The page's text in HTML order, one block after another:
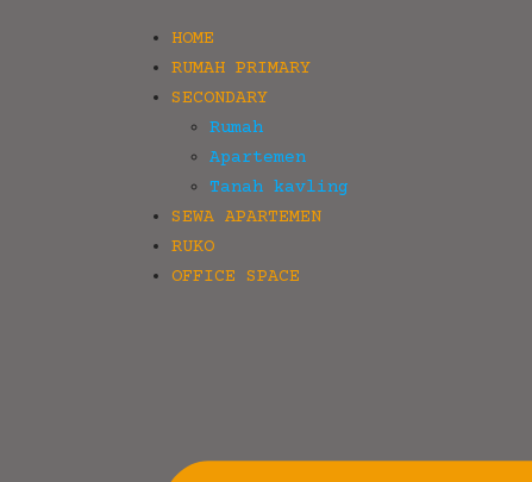
HOME
RUMAH PRIMARY
SECONDARY
Rumah
Apartemen
Tanah kavling
SEWA APARTEMEN
RUKO
OFFICE SPACE